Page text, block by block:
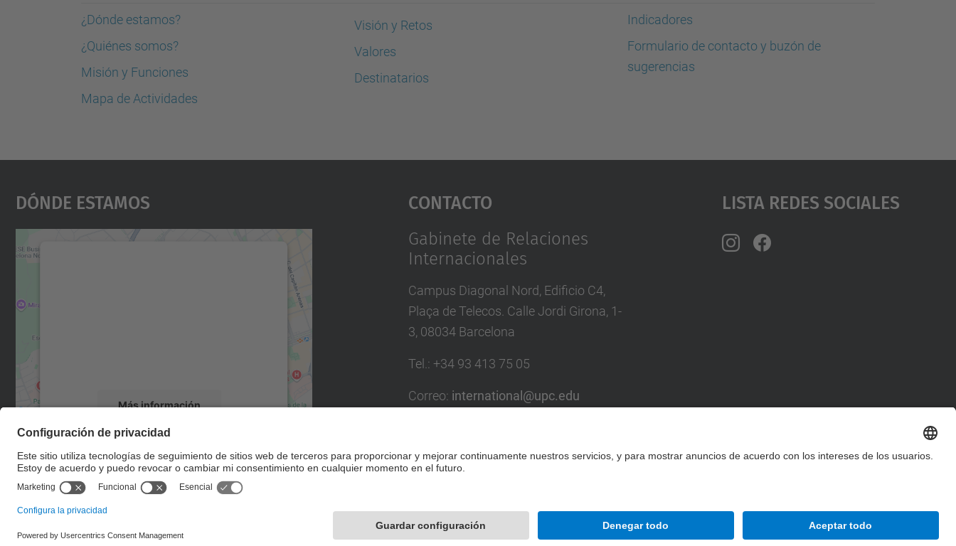
¿Dónde estamos?
¿Quiénes somos?
Misión y Funciones
Mapa de Actividades
Visión y Retos
Valores
Destinatarios
Indicadores
Formulario de contacto y buzón de
sugerencias
Dónde Estamos
Más información
powered byUsercentrics Consent
Management Platform
Contacto
Gabinete de Relaciones
Internacionales
Campus Diagonal Nord, Edificio C4,
Plaça de Telecos. Calle Jordi Girona, 1-
3, 08034 Barcelona
Tel. : +34 93 413 75 05
Correo: international@upc.edu
Formulario de contacto y buzón de
Lista Redes Sociales